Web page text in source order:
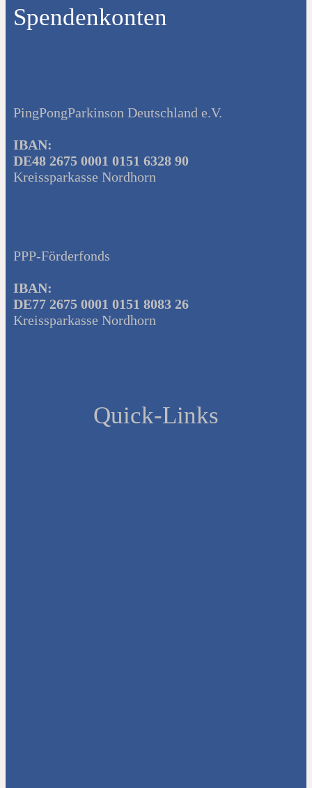
Spendenkonten
PingPongParkinson Deutschland e.V.
IBAN:
DE48 2675 0001 0151 6328 90
Kreissparkasse Nordhorn
PPP-Förderfonds
IBAN:
DE77 2675 0001 0151 8083 26
Kreissparkasse Nordhorn
Quick-Links